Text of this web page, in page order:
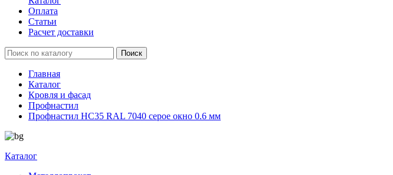
Оплата
Статьи
Расчет доставки
Главная
Каталог
Кровля и фасад
Профнастил
Профнастил НС35 RAL 7040 серое окно 0.6 мм
Каталог